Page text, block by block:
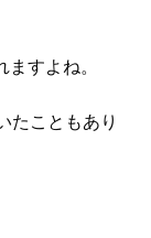
すよね。
たこともあり